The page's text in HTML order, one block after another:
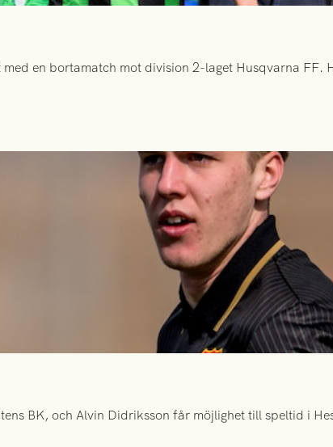
en bortamatch mot division 2-laget Husqvarna FF.
BK, och Alvin Didriksson får möjlighet till speltid i